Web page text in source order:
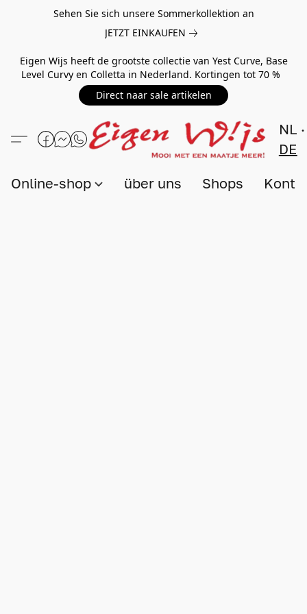
Sehen Sie sich unsere Sommerkollektion an
JETZT EINKAUFEN
Eigen Wijs heeft de grootste collectie van Yest Curve, Base
Level Curvy en Colletta in Nederland. Kortingen tot 70 %
Direct naar sale artikelen
NL
DE
Online-shop über uns Shops